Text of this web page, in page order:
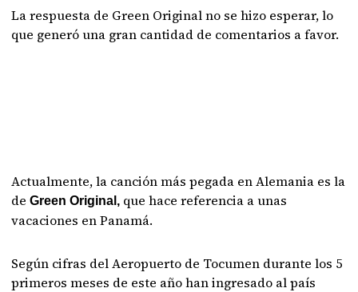
La respuesta de Green Original no se hizo esperar, lo
que generó una gran cantidad de comentarios a favor.
Actualmente, la canción más pegada en Alemania es la
deGreen Original, que hace referencia a unas
vacaciones en Panamá.
Según cifras del Aeropuerto de Tocumen durante los 5
primeros meses de este año han ingresado al país